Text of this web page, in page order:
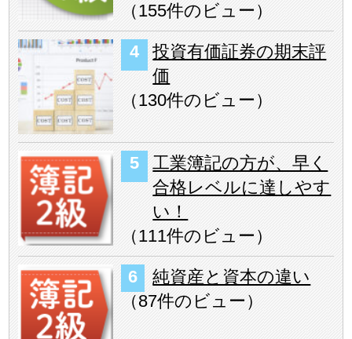
（155件のビュー ）
投資有価証券の期末評
価
（130件のビュー ）
工業簿記の方が、早く
合格レベルに達しやす
い！
（111件のビュー ）
純資産と資本の違い
（87件のビュー ）